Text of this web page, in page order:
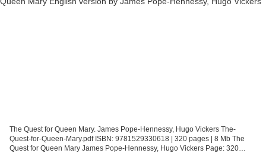
The Quest for Queen Mary. James Pope-Hennessy, Hugo Vickers The-
Quest-for-Queen-Mary.pdf ISBN: 9781529330618 | 320 pages | 8 Mb The
Quest for Queen Mary James Pope-Hennessy, Hugo Vickers Page: 320